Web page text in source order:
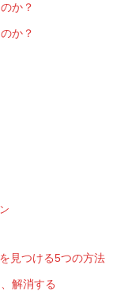
か？
か？
見つける5つの方法
解消する